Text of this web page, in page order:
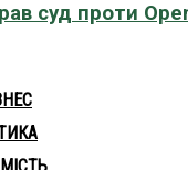
суд проти